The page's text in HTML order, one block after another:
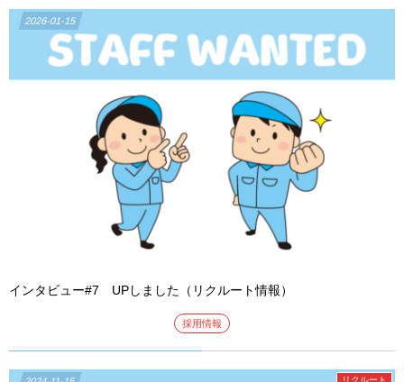
2026-01-15
インタビュー#7 UPしました（リクルート情報）
採用情報
リクルート